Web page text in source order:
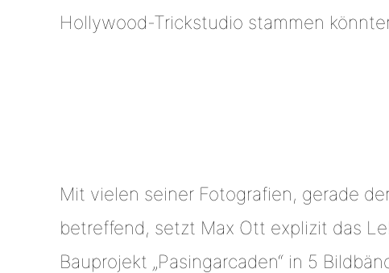
Hollywood-Trickstudio stammen
Mit vielen seiner Fotografien, gerade
betreffend, setzt Max Ott explizit das
Bauprojekt „Pasingarcaden“ in 5